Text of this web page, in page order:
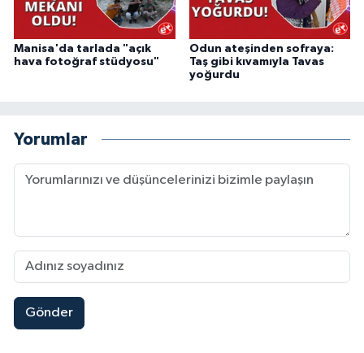
Manisa'da tarlada "açık
hava fotoğraf stüdyosu"
Odun ateşinden sofraya:
Taş gibi kıvamıyla Tavas
yoğurdu
Yorumlar
Gönder